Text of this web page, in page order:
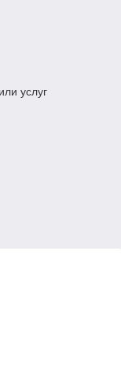
услуг